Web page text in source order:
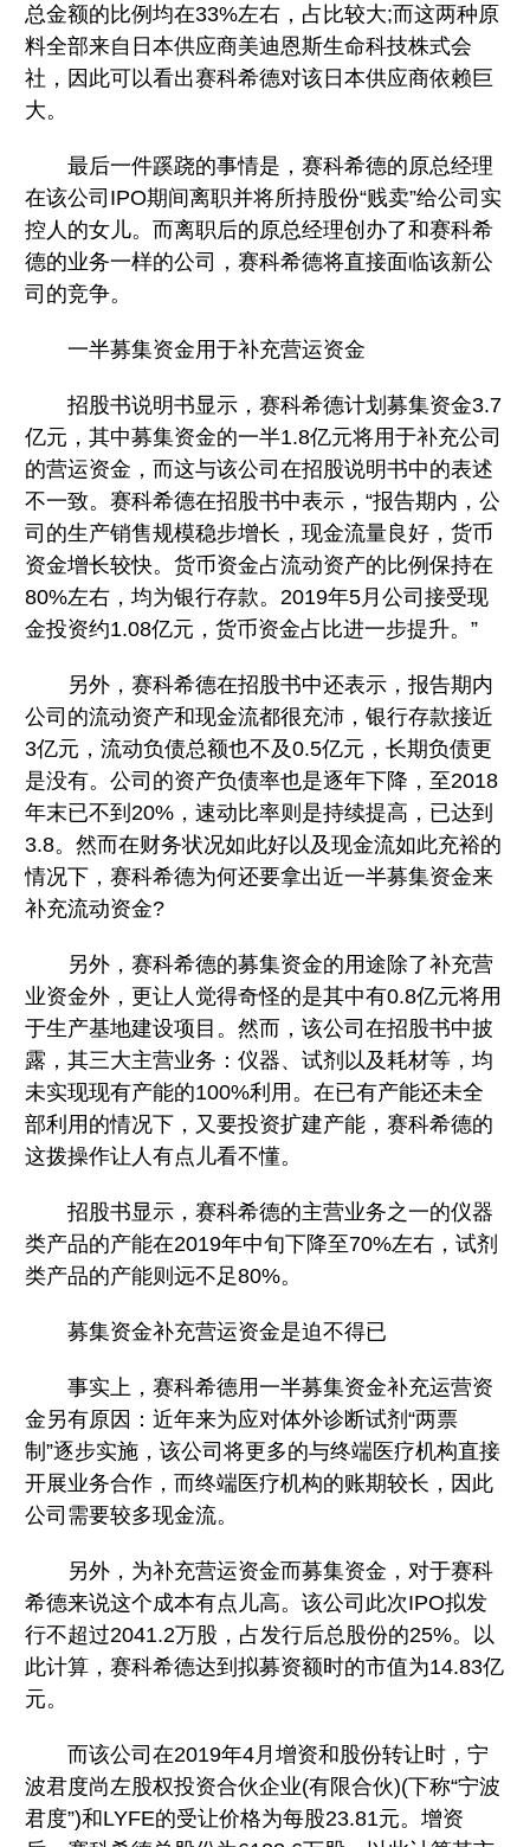
总金额的比例均在33%左右，占比较大;而这两种原
料全部来自日本供应商美迪恩斯生命科技株式会
社，因此可以看出赛科希德对该日本供应商依赖巨
大。
最后一件蹊跷的事情是，赛科希德的原总经理
在该公司IPO期间离职并将所持股份“贱卖”给公司实
控人的女儿。而离职后的原总经理创办了和赛科希
德的业务一样的公司，赛科希德将直接面临该新公
司的竞争。
一半募集资金用于补充营运资金
招股书说明书显示，赛科希德计划募集资金3.7
亿元，其中募集资金的一半1.8亿元将用于补充公司
的营运资金，而这与该公司在招股说明书中的表述
不一致。赛科希德在招股书中表示，“报告期内，公
司的生产销售规模稳步增长，现金流量良好，货币
资金增长较快。货币资金占流动资产的比例保持在
80%左右，均为银行存款。2019年5月公司接受现
金投资约1.08亿元，货币资金占比进一步提升。”
另外，赛科希德在招股书中还表示，报告期内
公司的流动资产和现金流都很充沛，银行存款接近
3亿元，流动负债总额也不及0.5亿元，长期负债更
是没有。公司的资产负债率也是逐年下降，至2018
年末已不到20%，速动比率则是持续提高，已达到
3.8。然而在财务状况如此好以及现金流如此充裕的
情况下，赛科希德为何还要拿出近一半募集资金来
补充流动资金?
另外，赛科希德的募集资金的用途除了补充营
业资金外，更让人觉得奇怪的是其中有0.8亿元将用
于生产基地建设项目。然而，该公司在招股书中披
露，其三大主营业务：仪器、试剂以及耗材等，均
未实现现有产能的100%利用。在已有产能还未全
部利用的情况下，又要投资扩建产能，赛科希德的
这拨操作让人有点儿看不懂。
招股书显示，赛科希德的主营业务之一的仪器
类产品的产能在2019年中旬下降至70%左右，试剂
类产品的产能则远不足80%。
募集资金补充营运资金是迫不得已
事实上，赛科希德用一半募集资金补充运营资
金另有原因：近年来为应对体外诊断试剂“两票
制”逐步实施，该公司将更多的与终端医疗机构直接
开展业务合作，而终端医疗机构的账期较长，因此
公司需要较多现金流。
另外，为补充营运资金而募集资金，对于赛科
希德来说这个成本有点儿高。该公司此次IPO拟发
行不超过2041.2万股，占发行后总股份的25%。以
此计算，赛科希德达到拟募资额时的市值为14.83亿
元。
而该公司在2019年4月增资和股份转让时，宁
波君度尚左股权投资合伙企业(有限合伙)(下称“宁波
君度”)和LYFE的受让价格为每股23.81元。增资